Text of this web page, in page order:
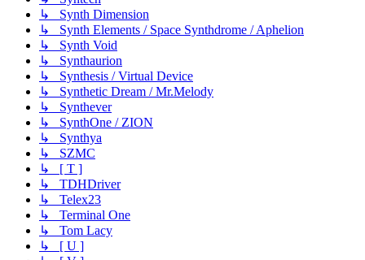
↳ Synth Dimension
↳ Synth Elements / Space Synthdrome / Aphelion
↳ Synth Void
↳ Synthaurion
↳ Synthesis / Virtual Device
↳ Synthetic Dream / Mr.Melody
↳ Synthever
↳ SynthOne / ZION
↳ Synthya
↳ SZMC
↳ [ T ]
↳ TDHDriver
↳ Telex23
↳ Terminal One
↳ Tom Lacy
↳ [ U ]